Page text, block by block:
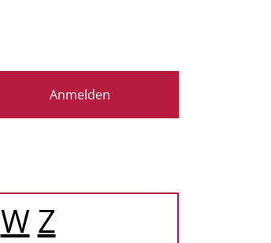
Anmelden
W Z